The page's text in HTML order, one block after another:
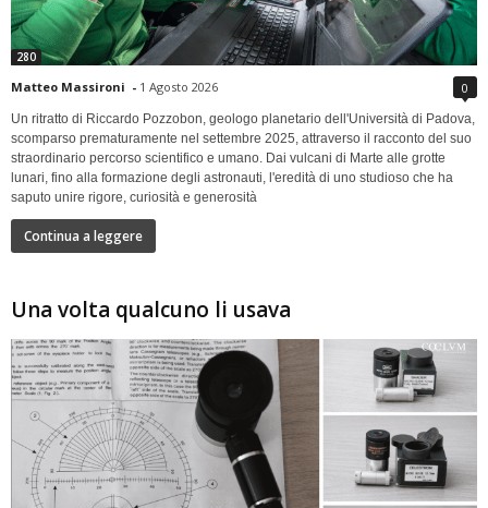
280
Matteo Massironi - 1 Agosto 2026 0
Un ritratto di Riccardo Pozzobon, geologo planetario dell'Università di Padova,
scomparso prematuramente nel settembre 2025, attraverso il racconto del suo
straordinario percorso scientifico e umano. Dai vulcani di Marte alle grotte
lunari, fino alla formazione degli astronauti, l'eredità di uno studioso che ha
saputo unire rigore, curiosità e generosità
Continua a leggere
Una volta qualcuno li usava